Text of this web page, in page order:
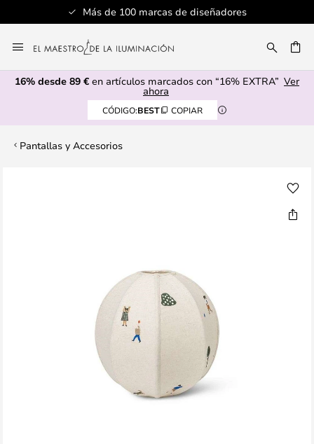
Más de 100 marcas de diseñadores
al
contenido
16% desde 89 € en artículos marcados con “16% EXTRA” Ver
ahora
CÓDIGO:BEST COPIAR
Pantallas y Accesorios